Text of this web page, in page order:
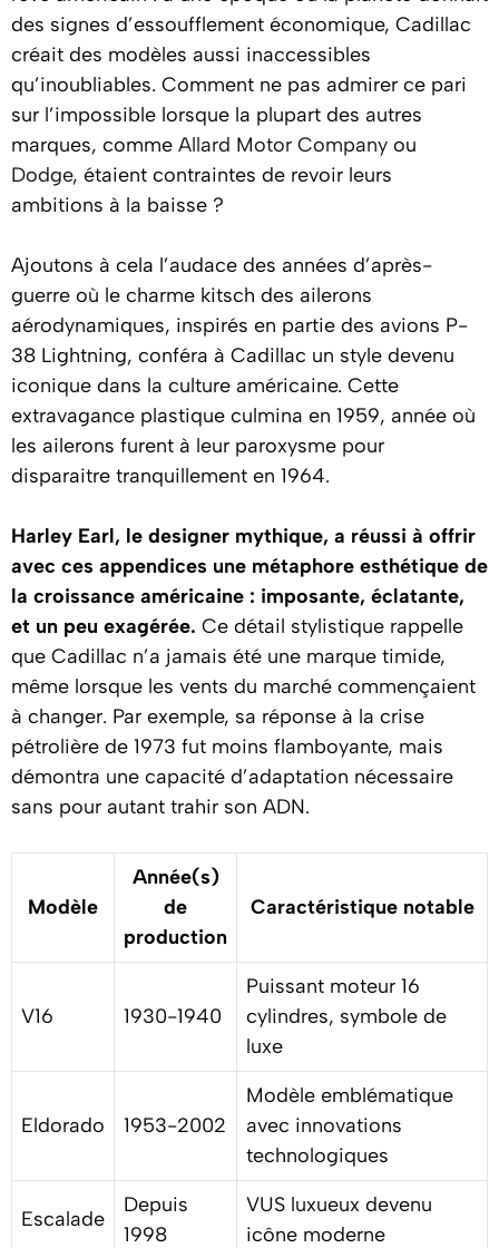
des signes d’essoufflement économique, Cadillac
créait des modèles aussi inaccessibles
qu’inoubliables. Comment ne pas admirer ce pari
sur l’impossible lorsque la plupart des autres
marques, comme Allard Motor Company ou
Dodge, étaient contraintes de revoir leurs
ambitions à la baisse ?
Ajoutons à cela l’audace des années d’après-
guerre où le charme kitsch des ailerons
aérodynamiques, inspirés en partie des avions P-
38 Lightning, conféra à Cadillac un style devenu
iconique dans la culture américaine. Cette
extravagance plastique culmina en 1959, année où
les ailerons furent à leur paroxysme pour
disparaitre tranquillement en 1964.
Harley Earl, le designer mythique, a réussi à offrir
avec ces appendices une métaphore esthétique de
la croissance américaine : imposante, éclatante,
et un peu exagérée. Ce détail stylistique rappelle
que Cadillac n’a jamais été une marque timide,
même lorsque les vents du marché commençaient
à changer. Par exemple, sa réponse à la crise
pétrolière de 1973 fut moins flamboyante, mais
démontra une capacité d’adaptation nécessaire
sans pour autant trahir son ADN.
Modèle
Année(s)
de
production
Caractéristique notable
V16 1930-1940
Puissant moteur 16
cylindres, symbole de
luxe
Eldorado 1953-2002
Modèle emblématique
avec innovations
technologiques
Escalade
Depuis
1998
VUS luxueux devenu
icône moderne